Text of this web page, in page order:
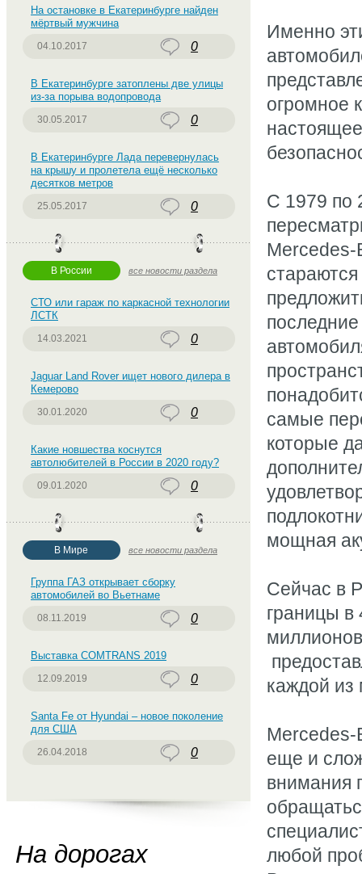
Именно
огромное
С 1979 по
Mercedes-
самые
которые
мощная
Сейчас в
границы в
каждой из
Mercedes-
еще и
внимания
любой
На остановке в Екатеринбурге найден
мёртвый мужчина
04.10.2017 0
В Екатеринбурге затоплены две улицы
из-за порыва водопровода
30.05.2017 0
В Екатеринбурге Лада перевернулась
на крышу и пролетела ещё несколько
десятков метров
25.05.2017 0
В России все новости раздела
СТО или гараж по каркасной технологии
ЛСТК
14.03.2021 0
Jaguar Land Rover ищет нового дилера в
Кемерово
30.01.2020 0
Какие новшества коснутся
автолюбителей в России в 2020 году?
09.01.2020 0
В Мире все новости раздела
Группа ГАЗ открывает сборку
автомобилей во Вьетнаме
08.11.2019 0
Выставка COMTRANS 2019
12.09.2019 0
Santa Fe от Hyundai – новое поколение
для США
26.04.2018 0
На дорогах